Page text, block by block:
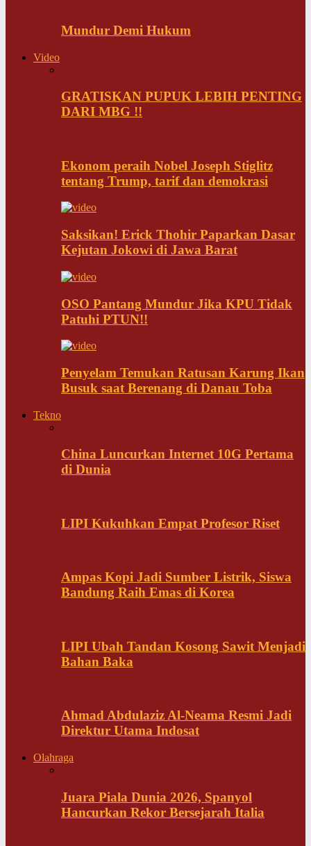
Mundur Demi Hukum
Video
GRATISKAN PUPUK LEBIH PENTING
DARI MBG !!
Ekonom peraih Nobel Joseph Stiglitz
tentang Trump, tarif dan demokrasi
Saksikan! Erick Thohir Paparkan Dasar
Kejutan Jokowi di Jawa Barat
OSO Pantang Mundur Jika KPU Tidak
Patuhi PTUN!!
Penyelam Temukan Ratusan Karung Ikan
Busuk saat Berenang di Danau Toba
Tekno
China Luncurkan Internet 10G Pertama
di Dunia
LIPI Kukuhkan Empat Profesor Riset
Ampas Kopi Jadi Sumber Listrik, Siswa
Bandung Raih Emas di Korea
LIPI Ubah Tandan Kosong Sawit Menjadi
Bahan Baka
Ahmad Abdulaziz Al-Neama Resmi Jadi
Direktur Utama Indosat
Olahraga
Juara Piala Dunia 2026, Spanyol
Hancurkan Rekor Bersejarah Italia